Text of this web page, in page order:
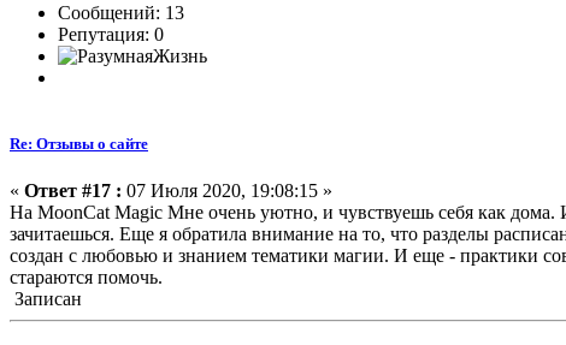
Сообщений: 13
Репутация: 0
Re: Отзывы о сайте
« Ответ #17 : 07 Июля 2020, 19:08:15 »
На MoonCat Magic Мне очень уютно, и чувствуешь себя как
зачитаешься. Еще я обратила внимание на то, что разделы
создан с любовью и знанием тематики магии. И еще - практики
стараются помочь.
Записан